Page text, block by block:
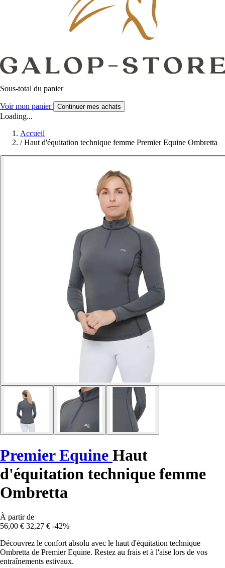
Sous-total du panier
Voir mon panier Continuer mes achats
Loading...
Accueil
/ Haut d'équitation technique femme Premier Equine Ombretta
Premier Equine Haut
d'équitation technique femme
Ombretta
À partir de
56,00 € 32,27 € -42%
Découvrez le confort absolu avec le haut d'équitation technique
Ombretta de Premier Equine. Restez au frais et à l'aise lors de vos
entraînements estivaux.